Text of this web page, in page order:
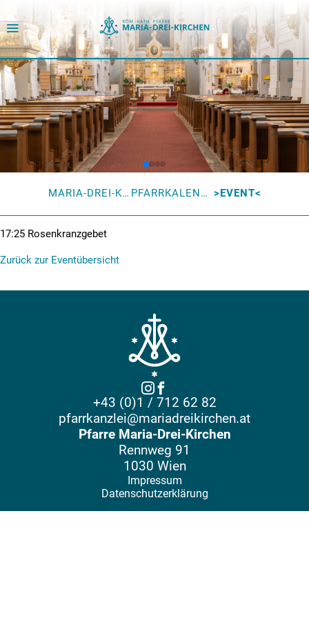
MARIA-DREI-KIRCHEN PFARRKALENDER EVENT
17:25 Rosenkranzgebet
Zurück zur Eventübersicht
+43 (0)1 / 712 62 82
pfarrkanzlei@mariadreikirchen.at
Pfarre Maria-Drei-Kirchen
Rennweg 91
1030 Wien
Impressum
Datenschutzerklärung